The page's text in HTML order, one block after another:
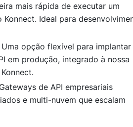
mais rápida de executar um
Konnect. Ideal para
Uma opção flexível para implantar
em produção, integrado à nossa
de API empresariais
e multi-nuvem que escalam